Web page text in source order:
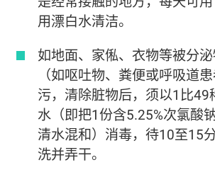
用漂白水清洁。
如地面、家俬、衣物等被分
（如呕吐物、粪便或呼吸道
污，清除脏物后，须以1比49
水（即把1份含5.25%次氯酸
清水混和）消毒，待10至15
洗并弄干。